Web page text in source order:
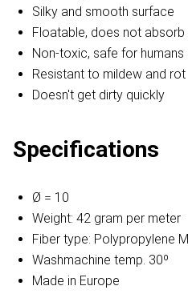
Silky and smooth surface
Floatable, does not
Non-toxic, safe for humans
Resistant to mildew and rot
Doesn't get dirty quickly
Specifications
Ø = 10
Weight: 42 gram per meter
Fiber type: Polypropylene
Washmachine temp. 30º
Made in Europe